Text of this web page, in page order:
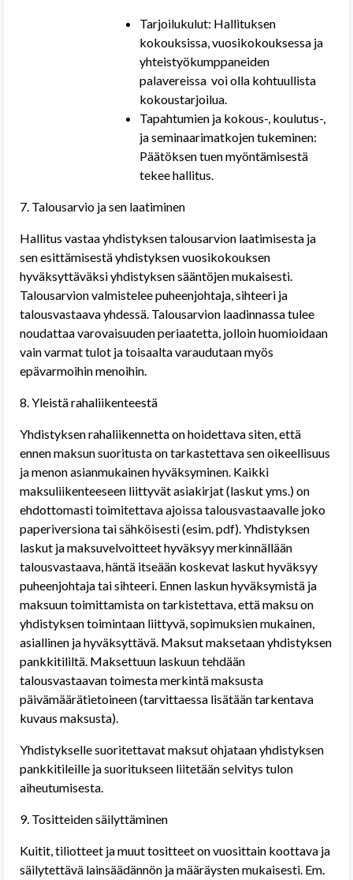
Tarjoilukulut: Hallituksen
kokouksissa, vuosikokouksessa ja
yhteistyökumppaneiden
palavereissa voi olla kohtuullista
kokoustarjoilua.
Tapahtumien ja kokous-, koulutus-,
ja seminaarimatkojen tukeminen:
Päätöksen tuen myöntämisestä
tekee hallitus.
7. Talousarvio ja sen laatiminen
Hallitus vastaa yhdistyksen talousarvion laatimisesta ja
sen esittämisestä yhdistyksen vuosikokouksen
hyväksyttäväksi yhdistyksen sääntöjen mukaisesti.
Talousarvion valmistelee puheenjohtaja, sihteeri ja
talousvastaava yhdessä. Talousarvion laadinnassa tulee
noudattaa varovaisuuden periaatetta, jolloin huomioidaan
vain varmat tulot ja toisaalta varaudutaan myös
epävarmoihin menoihin.
8. Yleistä rahaliikenteestä
Yhdistyksen rahaliikennetta on hoidettava siten, että
ennen maksun suoritusta on tarkastettava sen oikeellisuus
ja menon asianmukainen hyväksyminen. Kaikki
maksuliikenteeseen liittyvät asiakirjat (laskut yms.) on
ehdottomasti toimitettava ajoissa talousvastaavalle joko
paperiversiona tai sähköisesti (esim. pdf). Yhdistyksen
laskut ja maksuvelvoitteet hyväksyy merkinnällään
talousvastaava, häntä itseään koskevat laskut hyväksyy
puheenjohtaja tai sihteeri. Ennen laskun hyväksymistä ja
maksuun toimittamista on tarkistettava, että maksu on
yhdistyksen toimintaan liittyvä, sopimuksien mukainen,
asiallinen ja hyväksyttävä. Maksut maksetaan yhdistyksen
pankkitililtä. Maksettuun laskuun tehdään
talousvastaavan toimesta merkintä maksusta
päivämäärätietoineen (tarvittaessa lisätään tarkentava
kuvaus maksusta).
Yhdistykselle suoritettavat maksut ohjataan yhdistyksen
pankkitileille ja suoritukseen liitetään selvitys tulon
aiheutumisesta.
9. Tositteiden säilyttäminen
Kuitit, tiliotteet ja muut tositteet on vuosittain koottava ja
säilytettävä lainsäädännön ja määräysten mukaisesti. Em.